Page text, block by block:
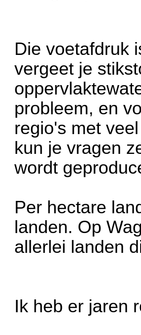
Die voetafdruk
vergeet je
probleem, en
regio's met
kun je vragen
wordt
Per hectare
landen. Op
allerlei landen
Ik heb er jaren